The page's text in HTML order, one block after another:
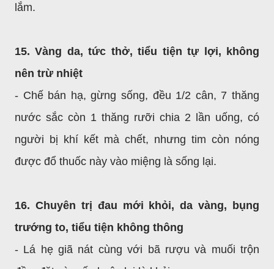
lắm.
15. Vàng da, tức thở, tiểu tiện tự lợi, không
nên trừ nhiệt
- Chế bán hạ, gừng sống, đều 1/2 cân, 7 thăng
nước sắc còn 1 thăng rưỡi chia 2 lần uống, có
người bị khí kết mà chết, nhưng tim còn nóng
được đổ thuốc này vào miệng là sống lại.
16. Chuyên trị đau mới khỏi, da vàng, bụng
trướng to, tiểu tiện không thông
- Lá hẹ giã nát cùng với bã rượu và muối trộn